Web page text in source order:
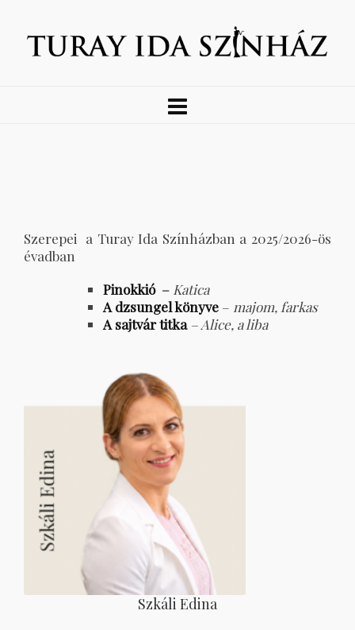
Szerepei a Turay Ida Színházban a 2025/2026-ös
évadban
Pinokkió– Katica
A dzsungel könyve – majom, farkas
A sajtvár titka – Alice, a liba
Szkáli Edina